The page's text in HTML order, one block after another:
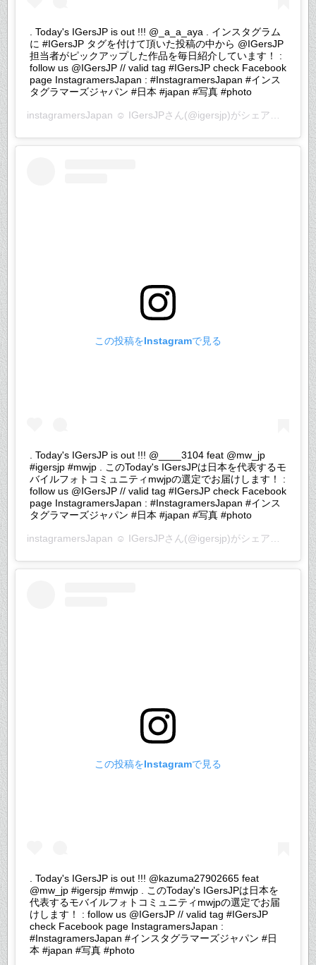
. Today's IGersJP is out !!! @_a_a_aya . インスタグラム
に #IGersJP タグを付けて頂いた投稿の中から @IGersJP
担当者がピックアップした作品を毎日紹介しています！ :
follow us @IGersJP // valid tag #IGersJP check Facebook
page InstagramersJapan : #InstagramersJapan #インス
タグラマーズジャパン #日本 #japan #写真 #photo
instagramersJapan ☺︎ IGersJPさん(@igersjp)がシェアした投稿 –
この投稿をInstagramで見る
. Today's IGersJP is out !!! @____3104 feat @mw_jp
#igersjp #mwjp . このToday's IGersJPは日本を代表するモ
バイルフォトコミュニティmwjpの選定でお届けします！ :
follow us @IGersJP // valid tag #IGersJP check Facebook
page InstagramersJapan : #InstagramersJapan #インス
タグラマーズジャパン #日本 #japan #写真 #photo
instagramersJapan ☺︎ IGersJPさん(@igersjp)がシェアした投稿 –
この投稿をInstagramで見る
. Today's IGersJP is out !!! @kazuma27902665 feat
@mw_jp #igersjp #mwjp . このToday's IGersJPは日本を
代表するモバイルフォトコミュニティmwjpの選定でお届
けします！ : follow us @IGersJP // valid tag #IGersJP
check Facebook page InstagramersJapan :
#InstagramersJapan #インスタグラマーズジャパン #日
本 #japan #写真 #photo